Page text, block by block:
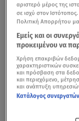
αριστερό μέρος της
σε ισχύ στον
Πολιτική Απορρήτου
Εμείς και οι
προκειμένου να
Χρήση επακριβών
χαρακτηριστικών
και πρόσβαση στα
και περιεχόμενο,
και ανάπτυξη
Κατάλογος